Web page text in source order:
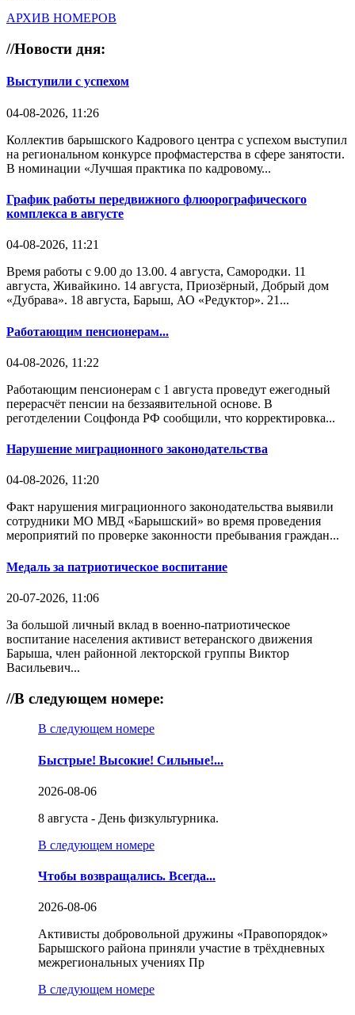
АРХИВ НОМЕРОВ
//Новости дня:
Выступили с успехом
04-08-2026, 11:26
Коллектив барышского Кадрового центра с успехом выступил
на региональном конкурсе профмастерства в сфере занятости.
В номинации «Лучшая практика по кадровому...
График работы передвижного флюорографического
комплекса в августе
04-08-2026, 11:21
Время работы с 9.00 до 13.00. 4 августа, Самородки. 11
августа, Живайкино. 14 августа, Приозёрный, Добрый дом
«Дубрава». 18 августа, Барыш, АО «Редуктор». 21...
Работающим пенсионерам...
04-08-2026, 11:22
Работающим пенсионерам с 1 августа проведут ежегодный
перерасчёт пенсии на беззаявительной основе. В
реготделении Соцфонда РФ сообщили, что корректировка...
Нарушение миграционного законодательства
04-08-2026, 11:20
Факт нарушения миграционного законодательства выявили
сотрудники МО МВД «Барышский» во время проведения
мероприятий по проверке законности пребывания граждан...
Медаль за патриотическое воспитание
20-07-2026, 11:06
За большой личный вклад в военно-патриотическое
воспитание населения активист ветеранского движения
Барыша, член районной лекторской группы Виктор
Васильевич...
//В следующем номере:
В следующем номере
Быстрые! Высокие! Сильные!...
2026-08-06
8 августа - День физкультурника.
В следующем номере
Чтобы возвращались. Всегда...
2026-08-06
Активисты добровольной дружины «Правопорядок»
Барышского района приняли участие в трёхдневных
межрегиональных учениях Пр
В следующем номере